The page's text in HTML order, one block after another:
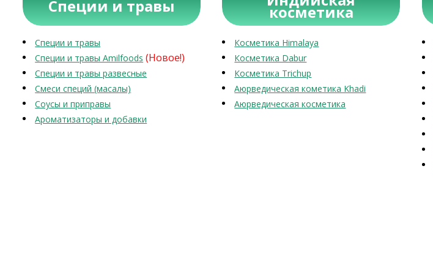
Специи и травы
Специи и травы
Специи и травы Amilfoods (Новое!)
Специи и травы развесные
Смеси специй (масалы)
Соусы и приправы
Ароматизаторы и добавки
косметика
Косметика Himalaya
Косметика Dabur
Косметика Trichup
Аюрведическая кометика Khadi
Аюрведическая косметика